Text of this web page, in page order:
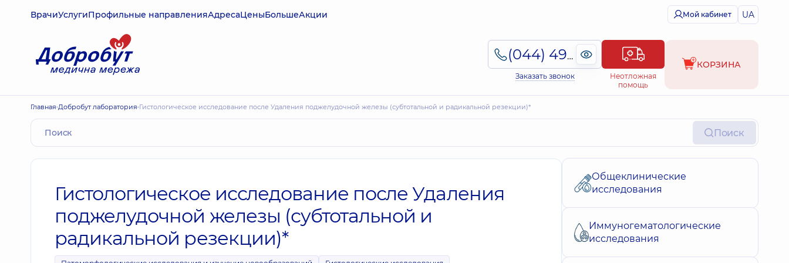
ВрачиУслугиПрофильные направленияАдресаЦеныБольшеАкции Мой кабинет UA
(044) 495-2-888
Заказать звонок
Неотложная
помощь
КОРЗИНА
Главная Добробут лаборатория Гистологическое исследование после Удаления поджелудочной железы (субтотальной и радикальной резекции)*
Поиск
Гистологическое исследование после Удаления
поджелудочной железы (субтотальной и
радикальной резекции)*
Общеклинические
исследования
Иммуногематологические
исследования